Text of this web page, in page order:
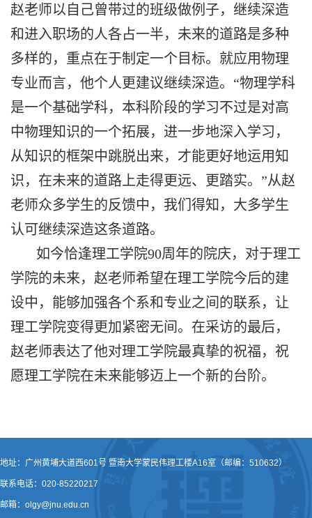
赵老师以自己曾带过的班级做例子，继续深造
和进入职场的人各占一半，未来的道路是多种
多样的，重点在于制定一个目标。就应用物理
专业而言，他个人更建议继续深造。“物理学科
是一个基础学科，本科阶段的学习不过是对高
中物理知识的一个拓展，进一步地深入学习，
从知识的框架中跳脱出来，才能更好地运用知
识，在未来的道路上走得更远、更踏实。”从赵
老师众多学生的反馈中，我们得知，大多学生
认可继续深造这条道路。
如今恰逢理工学院90周年的院庆，对于理工
学院的未来，赵老师希望在理工学院今后的建
设中，能够加强各个系和专业之间的联系，让
理工学院变得更加紧密无间。在采访的最后，
赵老师表达了他对理工学院最真挚的祝福，祝
愿理工学院在未来能够迈上一个新的台阶。
地址：广州黄埔大道西601号 暨南大学蒙民伟理工楼A16室（邮编：510632）
联系电话：020-85220217
邮箱：olgy@jnu.edu.cn